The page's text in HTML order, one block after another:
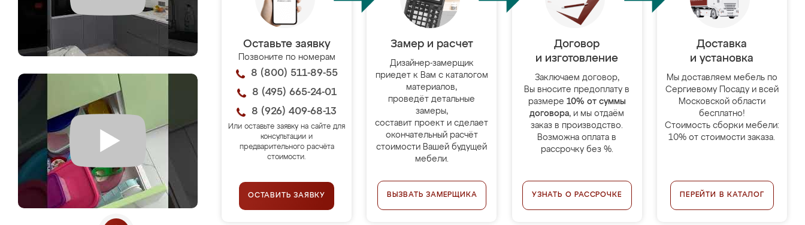
Оставьте заявку
Позвоните по номерам
8 (800) 511-89-55
8 (495) 665-24-01
8 (926) 409-68-13
Или оставьте заявку на сайте для
консультации и
предварительного расчёта
стоимости.
ОСТАВИТЬ ЗАЯВКУ
Замер и расчет
Дизайнер-замерщик
приедет к Вам с каталогом
материалов,
проведёт детальные
замеры,
составит проект и сделает
окончательный расчёт
стоимости Вашей будущей
мебели.
ВЫЗВАТЬ ЗАМЕРЩИКА
Договор
и изготовление
Заключаем договор,
Вы вносите предоплату в
размере 10% от суммы
договора, и мы отдаём
заказ в производство.
Возможна оплата в
рассрочку без %.
УЗНАТЬ О РАССРОЧКЕ
Доставка
и установка
Мы доставляем мебель по
Сергиевому Посаду и всей
Московской области
бесплатно!
Стоимость сборки мебели:
10% от стоимости заказа.
ПЕРЕЙТИ В КАТАЛОГ